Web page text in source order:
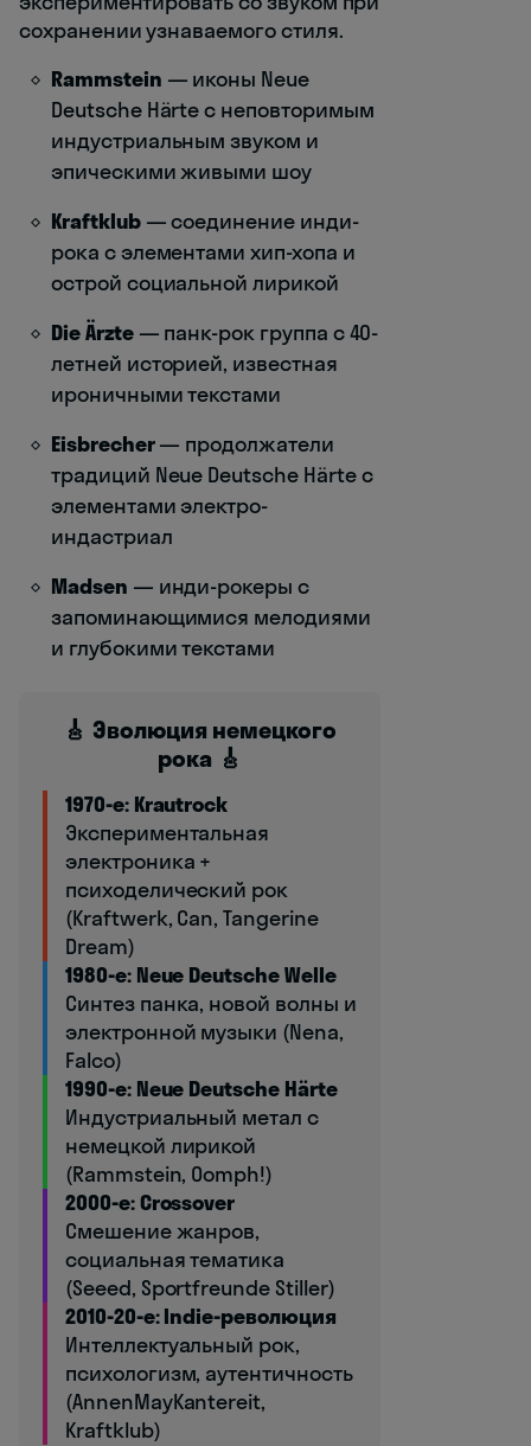
сохранении узнаваемого стиля.
Rammstein — иконы Neue
Deutsche Härte с неповторимым
индустриальным звуком и
эпическими живыми шоу
Kraftklub— соединение инди-
рока с элементами хип-хопа и
острой социальной лирикой
Die Ärzte— панк-рок группа с 40-
летней историей, известная
ироничными текстами
Eisbrecher— продолжатели
традиций Neue Deutsche Härte с
элементами электро-
индастриал
Madsen — инди-рокеры с
запоминающимися мелодиями
и глубокими текстами
🎸 Эволюция немецкого
рока 🎸
1970-е: Krautrock
Экспериментальная
электроника +
психоделический рок
(Kraftwerk, Can, Tangerine
Dream)
1980-е: Neue Deutsche Welle
Синтез панка, новой волны и
электронной музыки (Nena,
Falco)
1990-е: Neue Deutsche Härte
Индустриальный метал с
немецкой лирикой
(Rammstein, Oomph!)
2000-е: Crossover
Смешение жанров,
социальная тематика
(Seeed, Sportfreunde Stiller)
2010-20-е: Indie-революция
Интеллектуальный рок,
психологизм, аутентичность
(AnnenMayKantereit,
Kraftklub)